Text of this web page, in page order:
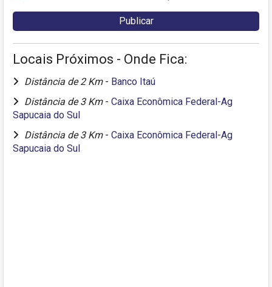
Locais Próximos - Onde Fica:
Distância de 2 Km - Banco Itaú
Distância de 3 Km - Caixa Econômica Federal-Ag
Sapucaia do Sul
Distância de 3 Km - Caixa Econômica Federal-Ag
Sapucaia do Sul